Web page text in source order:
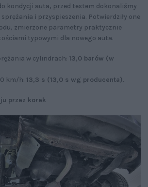
kondycji auta, przed testem dokonaliśmy
i przyspieszenia. Potwierdziły one
zmierzone parametry praktycznie
typowymi dla nowego auta.
w cylindrach: 13,0 barów (w
km/h: 13,3 s (13,0 s wg producenta).
przez korek